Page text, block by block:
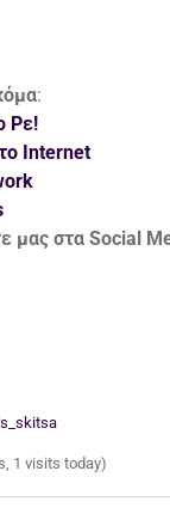
:
Ρε!
Internet
μας στα Social
1 visits today)